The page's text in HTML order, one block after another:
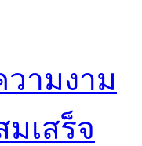
ามงาม
เสร็จ